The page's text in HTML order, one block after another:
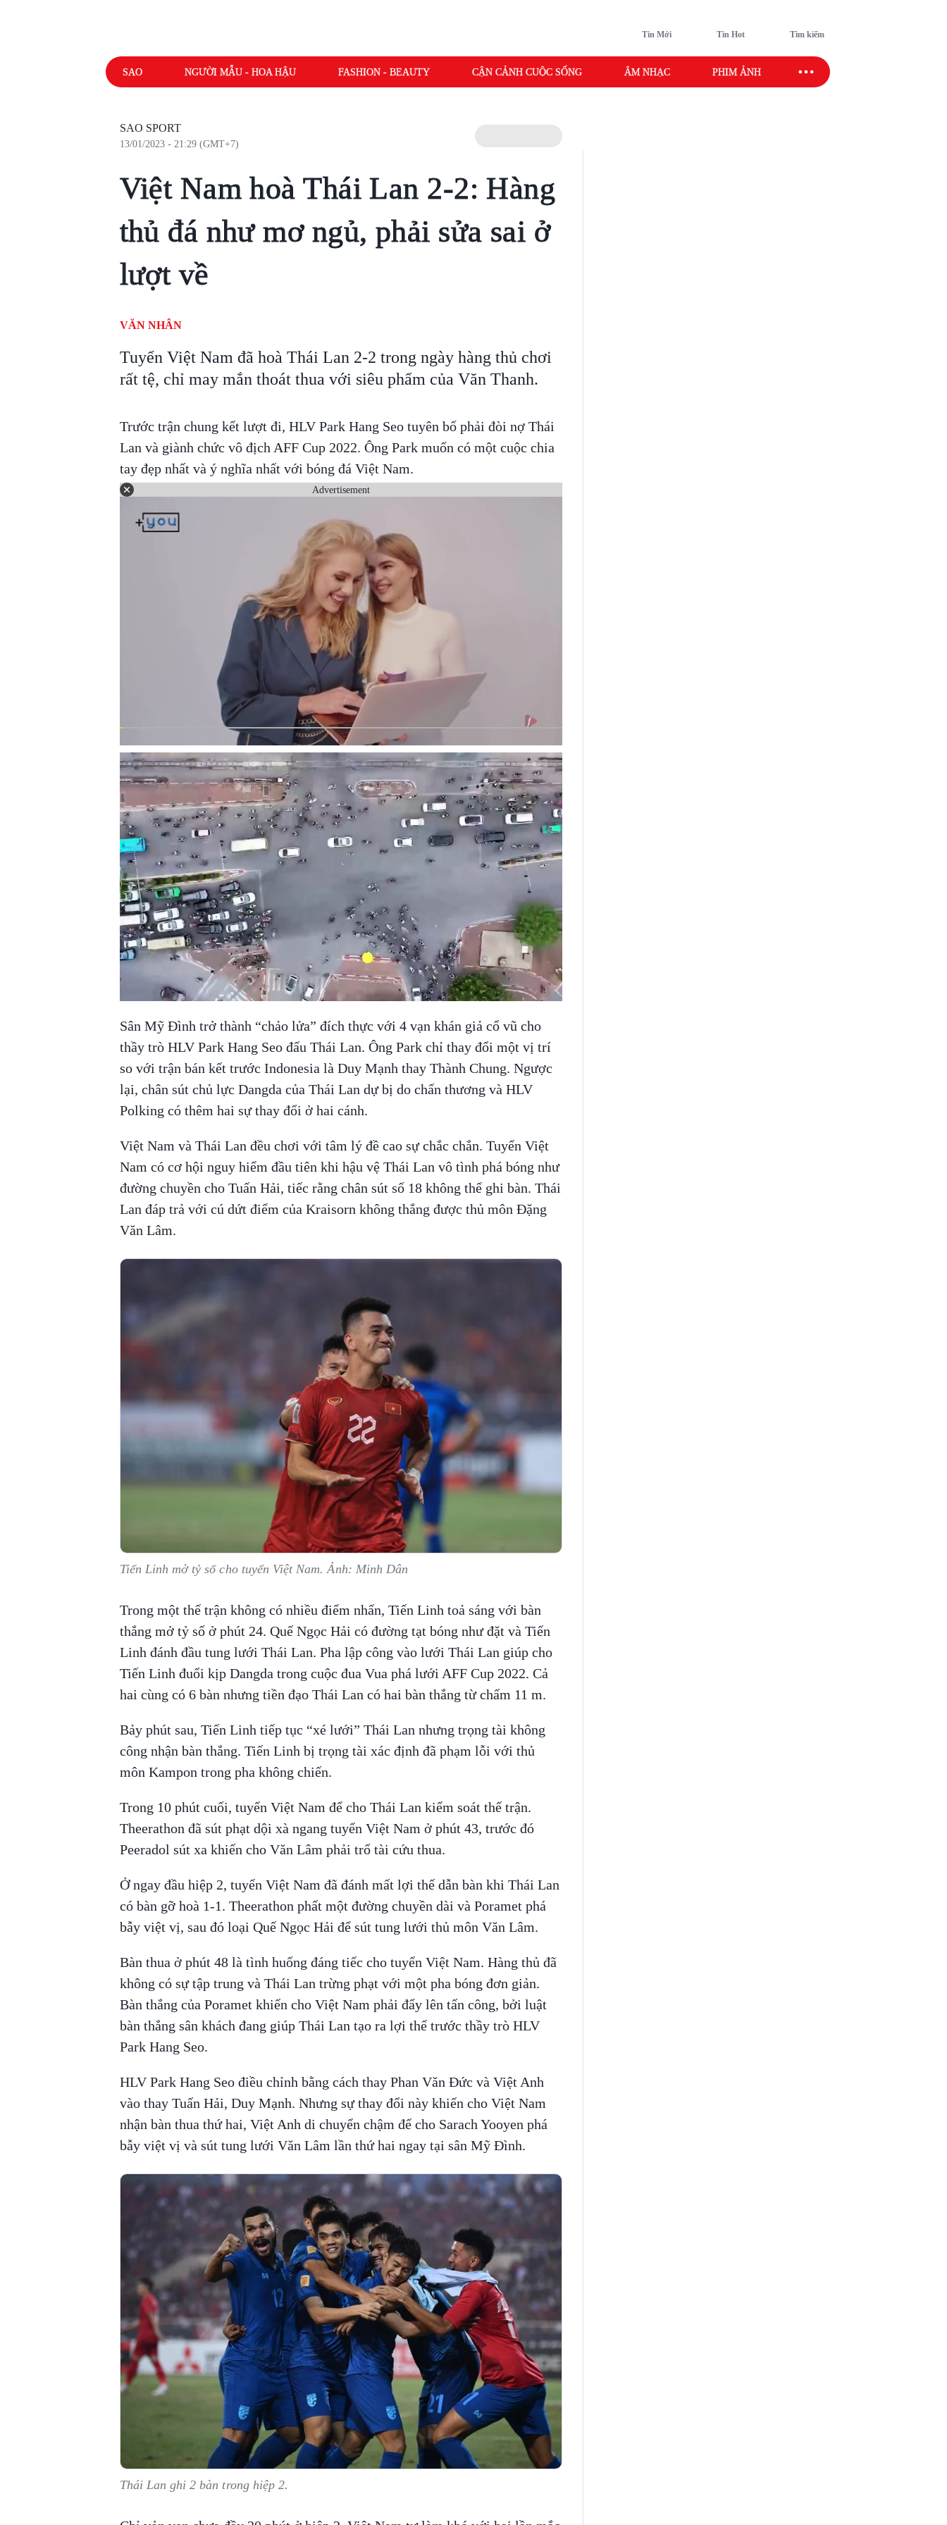
Tin Mới Tin Hot Tìm kiếm
SAO NGƯỜI MẪU - HOA HẬU FASHION - BEAUTY CẬN CẢNH CUỘC SỐNG ÂM NHẠC PHIM ẢNH SAO SPORT
SAO SPORT
13/01/2023 - 21:29 (GMT+7)
Việt Nam hoà Thái Lan 2-2: Hàng
thủ đá như mơ ngủ, phải sửa sai ở
lượt về
VĂN NHÂN
Tuyển Việt Nam đã hoà Thái Lan 2-2 trong ngày hàng thủ chơi
rất tệ, chỉ may mắn thoát thua với siêu phẩm của Văn Thanh.
Trước trận chung kết lượt đi, HLV Park Hang Seo tuyên bố phải đòi nợ Thái
Lan và giành chức vô địch AFF Cup 2022. Ông Park muốn có một cuộc chia
tay đẹp nhất và ý nghĩa nhất với bóng đá Việt Nam.
Advertisement
Sân Mỹ Đình trở thành “chảo lửa” đích thực với 4 vạn khán giả cổ vũ cho
thầy trò HLV Park Hang Seo đấu Thái Lan. Ông Park chỉ thay đổi một vị trí
so với trận bán kết trước Indonesia là Duy Mạnh thay Thành Chung. Ngược
lại, chân sút chủ lực Dangda của Thái Lan dự bị do chấn thương và HLV
Polking có thêm hai sự thay đổi ở hai cánh.
Việt Nam và Thái Lan đều chơi với tâm lý đề cao sự chắc chắn. Tuyển Việt
Nam có cơ hội nguy hiểm đầu tiên khi hậu vệ Thái Lan vô tình phá bóng như
đường chuyền cho Tuấn Hải, tiếc rằng chân sút số 18 không thể ghi bàn. Thái
Lan đáp trả với cú dứt điểm của Kraisorn không thắng được thủ môn Đặng
Văn Lâm.
Tiến Linh mở tỷ số cho tuyển Việt Nam. Ảnh: Minh Dân
Trong một thế trận không có nhiều điểm nhấn, Tiến Linh toả sáng với bàn
thắng mở tỷ số ở phút 24. Quế Ngọc Hải có đường tạt bóng như đặt và Tiến
Linh đánh đầu tung lưới Thái Lan. Pha lập công vào lưới Thái Lan giúp cho
Tiến Linh đuổi kịp Dangda trong cuộc đua Vua phá lưới AFF Cup 2022. Cả
hai cùng có 6 bàn nhưng tiền đạo Thái Lan có hai bàn thắng từ chấm 11 m.
Bảy phút sau, Tiến Linh tiếp tục “xé lưới” Thái Lan nhưng trọng tài không
công nhận bàn thắng. Tiến Linh bị trọng tài xác định đã phạm lỗi với thủ
môn Kampon trong pha không chiến.
Trong 10 phút cuối, tuyển Việt Nam để cho Thái Lan kiểm soát thế trận.
Theerathon đã sút phạt dội xà ngang tuyển Việt Nam ở phút 43, trước đó
Peeradol sút xa khiến cho Văn Lâm phải trổ tài cứu thua.
Ở ngay đầu hiệp 2, tuyển Việt Nam đã đánh mất lợi thế dẫn bàn khi Thái Lan
có bàn gỡ hoà 1-1. Theerathon phất một đường chuyền dài và Poramet phá
bẫy việt vị, sau đó loại Quế Ngọc Hải để sút tung lưới thủ môn Văn Lâm.
Bàn thua ở phút 48 là tình huống đáng tiếc cho tuyển Việt Nam. Hàng thủ đã
không có sự tập trung và Thái Lan trừng phạt với một pha bóng đơn giản.
Bàn thắng của Poramet khiến cho Việt Nam phải đẩy lên tấn công, bởi luật
bàn thắng sân khách đang giúp Thái Lan tạo ra lợi thế trước thầy trò HLV
Park Hang Seo.
HLV Park Hang Seo điều chỉnh bằng cách thay Phan Văn Đức và Việt Anh
vào thay Tuấn Hải, Duy Mạnh. Nhưng sự thay đổi này khiến cho Việt Nam
nhận bàn thua thứ hai, Việt Anh di chuyển chậm để cho Sarach Yooyen phá
bẫy việt vị và sút tung lưới Văn Lâm lần thứ hai ngay tại sân Mỹ Đình.
Thái Lan ghi 2 bàn trong hiệp 2.